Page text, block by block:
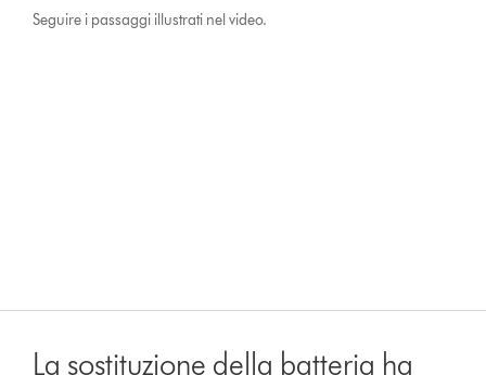
Seguire i passaggi illustrati nel video.
La sostituzione della batteria ha